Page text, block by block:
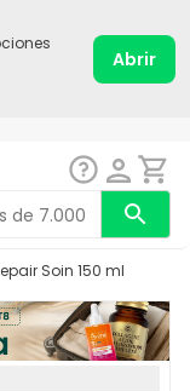
Abrir
Soin 150 ml